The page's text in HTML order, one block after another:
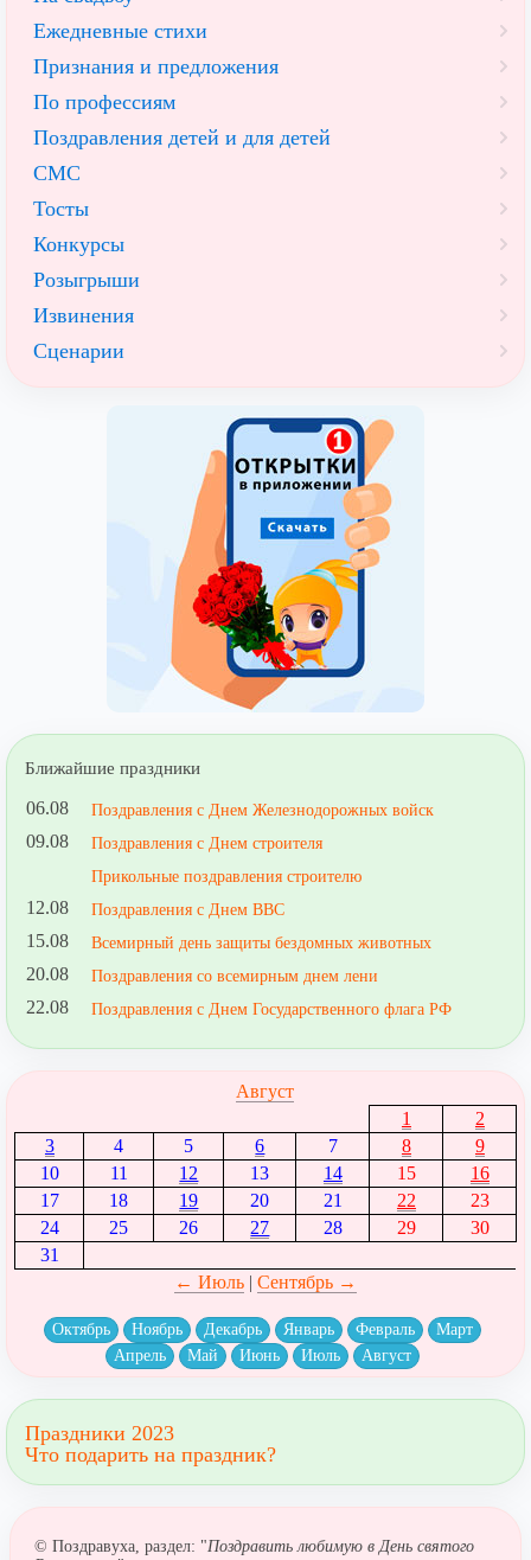
Ежедневные стихи
Признания и предложения
По профессиям
Поздравления детей и для детей
СМС
Тосты
Конкурсы
Розыгрыши
Извинения
Сценарии
Ближайшие праздники
06.08 Поздравления с Днем Железнодорожных войск
09.08
Поздравления с Днем строителя
Прикольные поздравления строителю
12.08 Поздравления с Днем ВВС
15.08 Всемирный день защиты бездомных животных
20.08 Поздравления со всемирным днем лени
22.08 Поздравления с Днем Государственного флага РФ
Август
1
2
3
4 5 6 7 8
9
10
11 12 13 14 15
16
17
18 19 20 21 22
23
24
25 26 27 28 29
30
31
← Июль| Сентябрь →
Октябрь Ноябрь Декабрь Январь Февраль
Март
Апрель
Май Июнь Июль Август
Праздники 2023
Что подарить на праздник?
© Поздравуха, раздел: "Поздравить любимую в День святого